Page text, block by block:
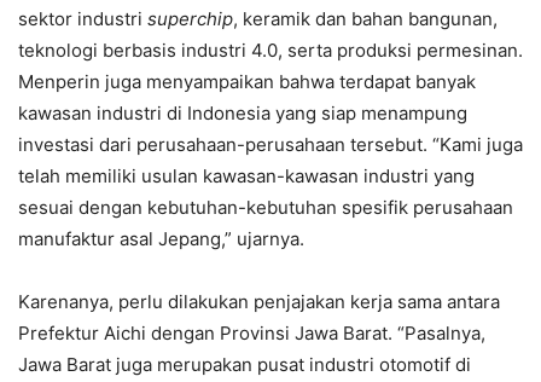
sektor industri superchip, keramik dan bahan bangunan,
teknologi berbasis industri 4.0, serta produksi permesinan.
Menperin juga menyampaikan bahwa terdapat banyak
kawasan industri di Indonesia yang siap menampung
investasi dari perusahaan-perusahaan tersebut. “Kami juga
telah memiliki usulan kawasan-kawasan industri yang
sesuai dengan kebutuhan-kebutuhan spesifik perusahaan
manufaktur asal Jepang,” ujarnya.
Karenanya, perlu dilakukan penjajakan kerja sama antara
Prefektur Aichi dengan Provinsi Jawa Barat. “Pasalnya,
Jawa Barat juga merupakan pusat industri otomotif di